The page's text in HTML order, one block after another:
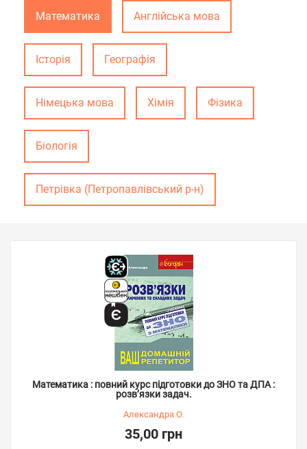
Математика Англійська мова
Історія Географія
Німецька мова Хімія Фізика
Біологія
Петрівка (Петропавлівський р-н)
Математика : повний курс підготовки до ЗНО та ДПА :
розв’язки задач.
Александра О.
35,00 грн